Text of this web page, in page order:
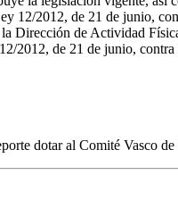
12/2012, de 21 de junio,
Dirección de Actividad
2012, de 21 de junio,
dotar al Comité Vasco